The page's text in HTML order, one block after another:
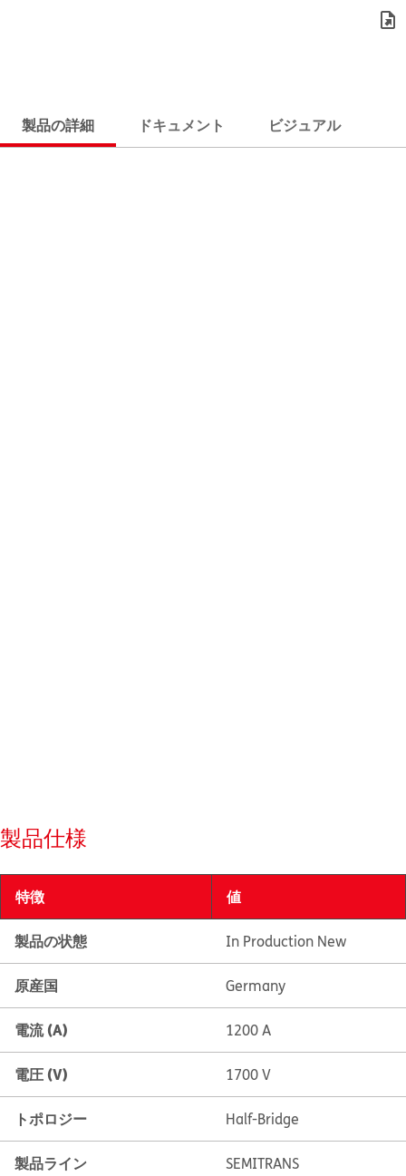
製品の詳細 ドキュメント ビジュアル
製品仕様
特徴 値
製品の状態 In Production New
原産国 Germany
電流 (A) 1200 A
電圧 (V) 1700 V
トポロジー Half-Bridge
製品ライン SEMITRANS